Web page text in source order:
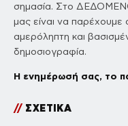
σημασία. Στο
μας είναι να παρέχουμε
αμερόληπτη και
δημοσιογραφία.
Η ενημέρωσή σας, το
//ΣΧΕΤΙΚΑ